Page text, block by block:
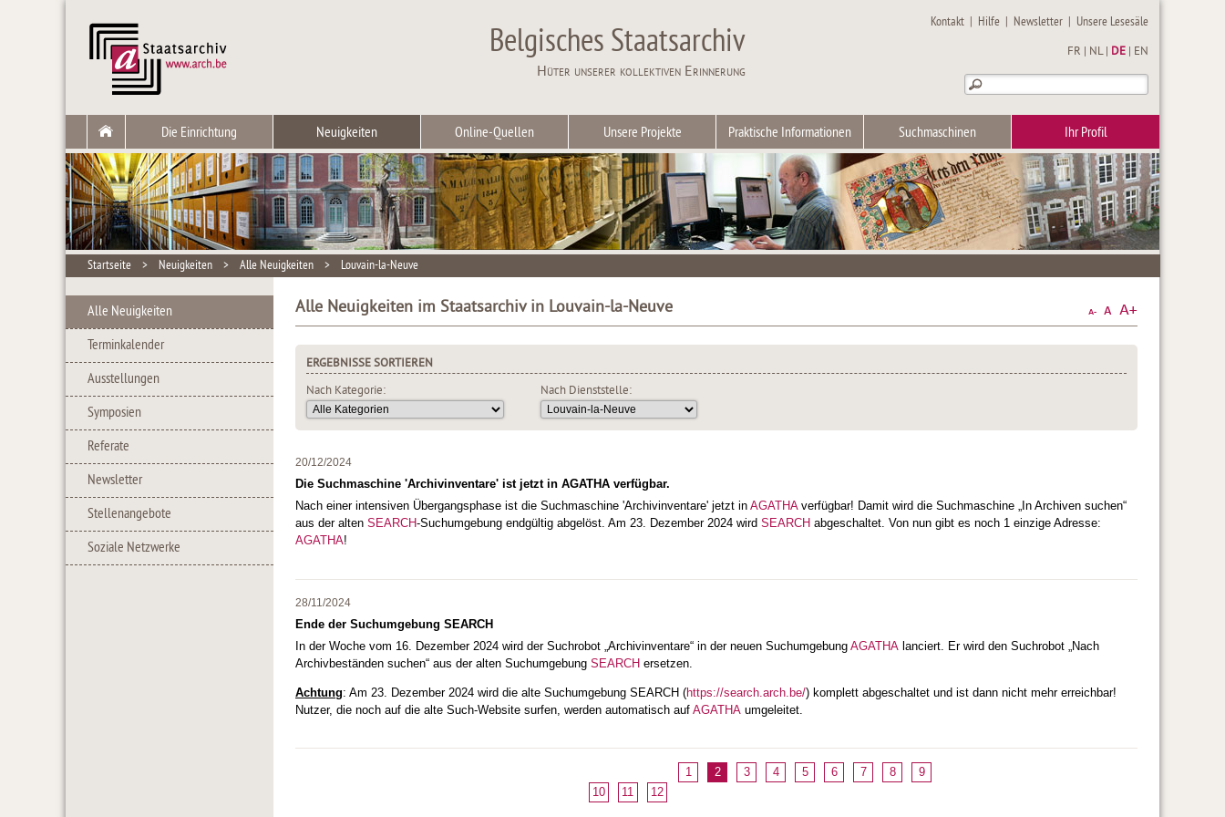
Belgisches Staatsarchiv
Hüter unserer kollektiven Erinnerung
Kontakt | Hilfe | Newsletter | Unsere Lesesäle
FR NL| DE EN
Die Einrichtung Neuigkeiten Online-Quellen Unsere Projekte Praktische Informationen Suchmaschinen Ihr Profil
Startseite > Neuigkeiten > Alle Neuigkeiten > Louvain-la-Neuve
Alle Neuigkeiten
Terminkalender
Ausstellungen
Symposien
Referate
Newsletter
Stellenangebote
Soziale Netzwerke
Alle Neuigkeiten im Staatsarchiv in Louvain-la-Neuve
ERGEBNISSE SORTIEREN
Nach Kategorie:
Nach Dienststelle:
20/12/2024
Die Suchmaschine 'Archivinventare' ist jetzt in AGATHA verfügbar.
Nach einer intensiven Übergangsphase ist die Suchmaschine 'Archivinventare' jetzt in AGATHA verfügbar! Damit wird die Suchmaschine „In Archiven suchen“
aus der alten SEARCH-Suchumgebung endgültig abgelöst. Am 23. Dezember 2024 wird SEARCH abgeschaltet. Von nun gibt es noch 1 einzige Adresse:
AGATHA!
28/11/2024
Ende der Suchumgebung SEARCH
In der Woche vom 16. Dezember 2024 wird der Suchrobot „Archivinventare“ in der neuen Suchumgebung AGATHA lanciert. Er wird den Suchrobot „Nach
Archivbeständen suchen“ aus der alten Suchumgebung SEARCH ersetzen.
Achtung: Am 23. Dezember 2024 wird die alte Suchumgebung SEARCH (https://search.arch.be/) komplett abgeschaltet und ist dann nicht mehr erreichbar!
Nutzer, die noch auf die alte Such-Website surfen, werden automatisch auf AGATHA umgeleitet.
1 2 3 4 5 6 7 8
9
10
11 12